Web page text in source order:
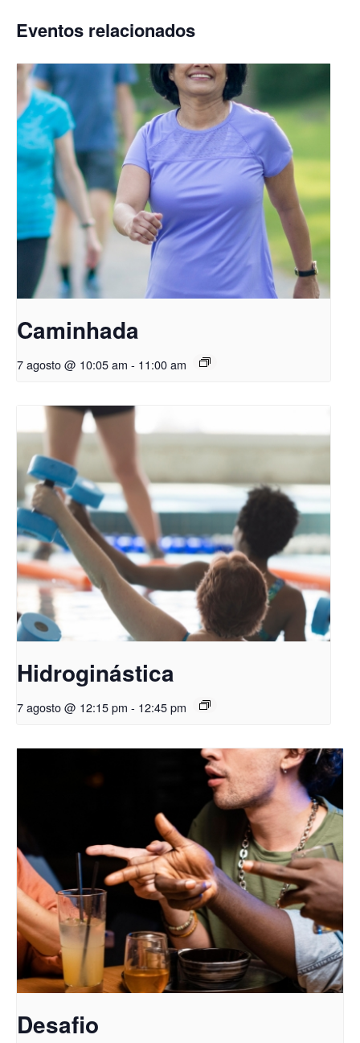
Eventos relacionados
Caminhada
7 agosto @ 10:05 am - 11:00 am
Hidroginástica
7 agosto @ 12:15 pm - 12:45 pm
Desafio